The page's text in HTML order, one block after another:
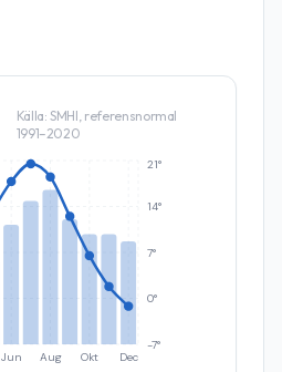
Källa: SMHI, referensnormal
1991–2020
Jun Aug Okt Dec
-7°
0°
7°
14°
21°